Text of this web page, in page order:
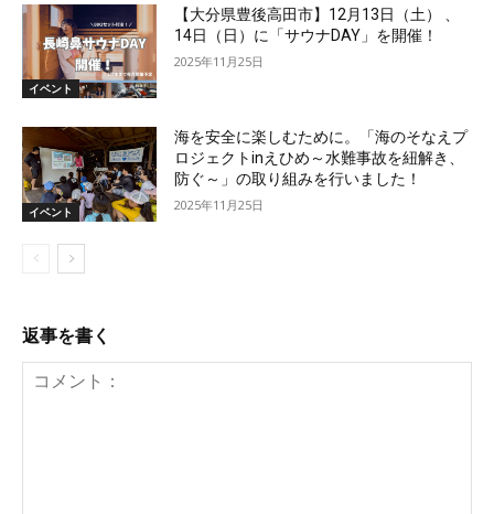
イベント
【大分県豊後高田市】12月13日（土） 、
14日（日）に「サウナDAY」を開催！
2025年11月25日
イベント
海を安全に楽しむために。「海のそなえプ
ロジェクトinえひめ～水難事故を紐解き、
防ぐ～」の取り組みを行いました！
2025年11月25日
返事を書く